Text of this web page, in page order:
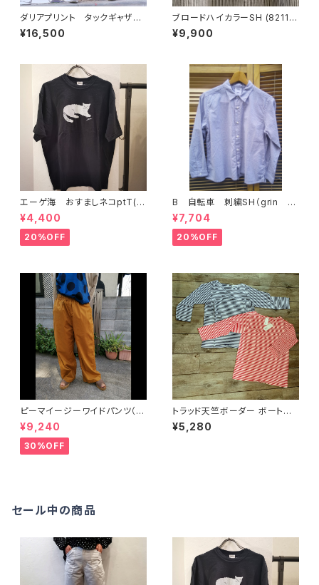
ダリアプリント タックギャザー
スカート（grinグリン）
¥16,500
ブロードハイカラーSH (8211T
016) GRIN グリン
¥9,900
エーゲ海 おすましネコptT(8
214C026) GRIN グリン
¥4,400
20%OFF
B 自転車 刺繍SH（grin グ
リン）
¥7,704
20%OFF
ピーマイージーワイドパンツ（7
212S001) NATURALLAUND
RY ナチュラルランドリー
¥9,240
30%OFF
トラッド天竺ボーダー ボートネ
ック 7分袖Tシャツ（NATURAL
LAUNDRY ナチュラルランドリ
¥5,280
セール中の商品